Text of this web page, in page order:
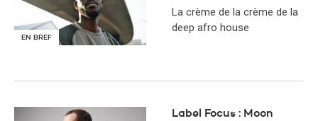
EN BREF
La crème de la crème de la
deep afro house
Label Focus : Moon